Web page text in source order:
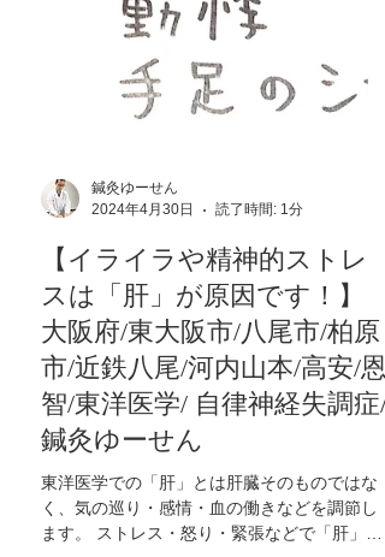
鍼灸ゆーせん
2024年4月30日
読了時間: 1分
【イライラや精神的ストレ
スは「肝」が原因です！】
大阪府/東大阪市/八尾市/柏原
市/近鉄八尾/河内山本/高安/恩